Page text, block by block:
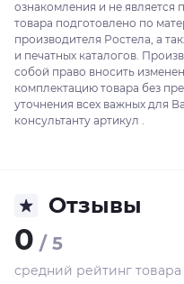
ознакомления и не
товара подготовлено по
производителя Ростела, а
и печатных каталогов.
собой право вносить
комплектацию товара без
уточнения всех важных для
консультанту артикул .
Отзывы
0 / 5
средний рейтинг товара